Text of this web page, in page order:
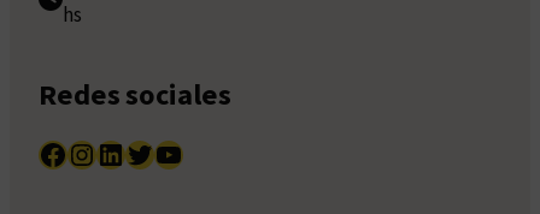
hs
Redes sociales
Facebook InstagramLinkedIn Twitter YouTube